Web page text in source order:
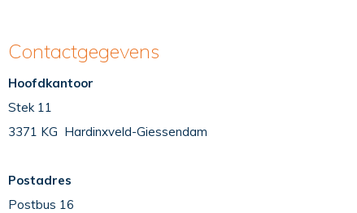
Contactgegevens
Hoofdkantoor
Stek 11
3371 KG Hardinxveld-Giessendam
Postadres
Postbus 16